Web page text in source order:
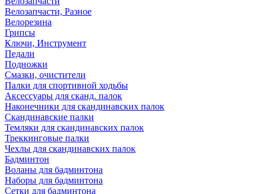
Велозапчасти, Разное
Велорезина
Грипсы
Ключи, Инструмент
Педали
Подножки
Смазки, очистители
Палки для спортивной ходьбы
Аксессуары для сканд. палок
Наконечники для скандинавских палок
Скандинавские палки
Темляки для скандинавских палок
Треккинговые палки
Чехлы для скандинавских палок
Бадминтон
Воланы для бадминтона
Наборы для бадминтона
Сетки для бадминтона